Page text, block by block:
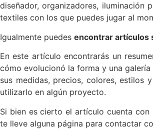
diseñador, organizadores, iluminación
textiles con los que puedes jugar al
Igualmente puedes encontrar artículos
En este artículo encontrarás un
cómo evolucionó la forma y una
sus medidas, precios, colores, estilos
utilizarlo en algún proyecto.
Si bien es cierto el artículo cuenta
te lleve alguna página para contactar